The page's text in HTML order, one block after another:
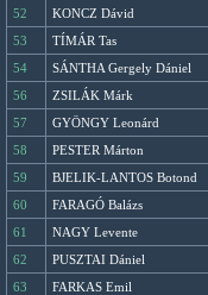
52
KONCZ Dávid
53
TÍMÁR Tas
54
SÁNTHA Gergely Dániel
56
ZSILÁK Márk
57
GYÖNGY Leonárd
58
PESTER Márton
59
BJELIK-LANTOS Botond
60
FARAGÓ Balázs
61
NAGY Levente
62
PUSZTAI Dániel
63
FARKAS Emil